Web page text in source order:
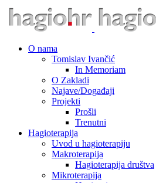
O nama
Tomislav Ivančić
In Memoriam
O Zakladi
Najave/Događaji
Projekti
Prošli
Trenutni
Hagioterapija
Uvod u hagioterapiju
Makroterapija
Hagioterapija društva
Mikroterapija